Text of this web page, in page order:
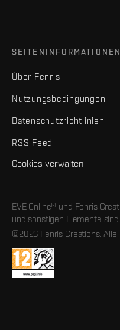
SEITENINFORMATIONEN
Über Fenris
Nutzungsbedingungen
Datenschutzrichtlinien
RSS Feed
Cookies verwalten
EVE Online® und Fenris
und sonstigen Elemente
©2026 Fenris Creations. Alle